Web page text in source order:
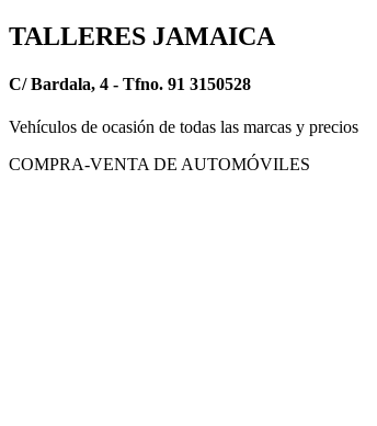
TALLERES JAMAICA
C/ Bardala, 4 - Tfno. 91 3150528
Vehículos de ocasión de todas las marcas y precios
COMPRA-VENTA DE AUTOMÓVILES